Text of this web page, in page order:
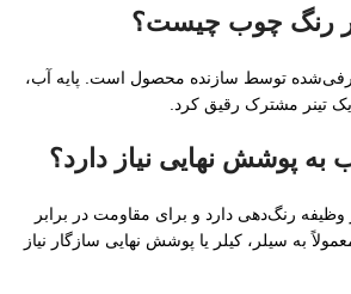
رنگ چوب چیست؟
توسط سازنده محصول است. پایه آب،
تینر مشترک رقیق کرد.
به پوشش نهایی نیاز دارد؟
وظیفه رنگ‌دهی دارد و برای مقاومت در برابر
به سیلر، کیلر یا پوشش نهایی سازگار نیاز